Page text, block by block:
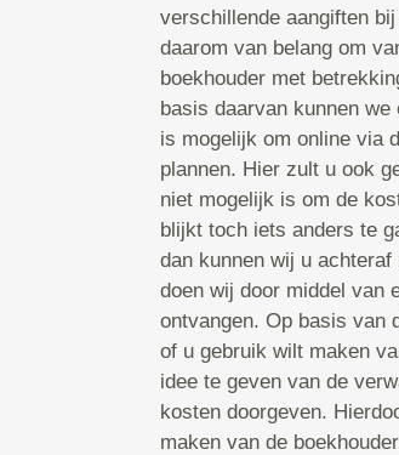
verschillende aangiften
daarom van belang om
boekhouder met
basis daarvan kunnen
is mogelijk om online via
plannen. Hier zult u ook
niet mogelijk is om de
blijkt toch iets anders te
dan kunnen wij u
doen wij door middel van
ontvangen. Op basis van
of u gebruik wilt maken
idee te geven van de
kosten doorgeven.
maken van de